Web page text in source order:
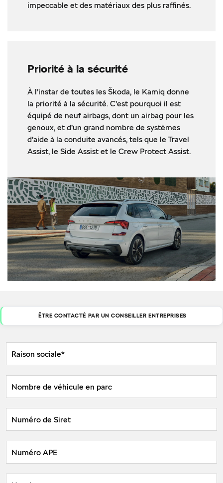
impeccable et des matériaux des plus raffinés.
Priorité à la sécurité
À l’instar de toutes les Škoda, le Kamiq donne
la priorité à la sécurité. C’est pourquoi il est
équipé de neuf airbags, dont un airbag pour les
genoux, et d’un grand nombre de systèmes
d’aide à la conduite avancés, tels que le Travel
Assist, le Side Assist et le Crew Protect Assist.
ÊTRE CONTACTÉ PAR UN CONSEILLER ENTREPRISES